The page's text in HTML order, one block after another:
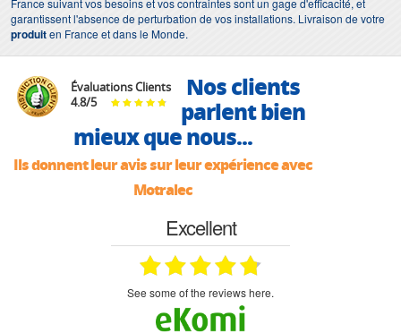
France suivant vos besoins et vos contraintes sont un gage d'efficacité, et
garantissent l'absence de perturbation de vos installations. Livraison de votre
produiten France et dans le Monde.
Évaluations Clients
4.8/5
Nos clients
parlent bien
mieux que nous...
Ils donnent leur avis sur leur expérience avec
Motralec
Excellent
see some of the reviews here.